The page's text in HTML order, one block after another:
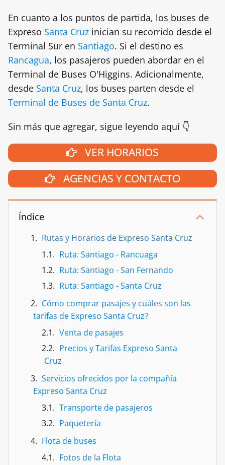
En cuanto a los puntos de partida, los buses de
Expreso Santa Cruz inician su recorrido desde el
Terminal Sur en Santiago. Si el destino es
Rancagua, los pasajeros pueden abordar en el
Terminal de Buses O'Higgins. Adicionalmente,
desde Santa Cruz, los buses parten desde el
Terminal de Buses de Santa Cruz.
Sin más que agregar, sigue leyendo aquí 👇
VER HORARIOS
AGENCIAS Y CONTACTO
Índice
Rutas y Horarios de Expreso Santa Cruz
Ruta: Santiago - Rancuaga
Ruta: Santiago - San Fernando
Ruta: Santiago - Santa Cruz
Cómo comprar pasajes y cuáles son las
tarifas de Expreso Santa Cruz?
Venta de pasajes
Precios y Tarifas Expreso Santa
Cruz
Servicios ofrecidos por la compañía
Expreso Santa Cruz
Transporte de pasajeros
Paquetería
Flota de buses
Fotos de la Flota